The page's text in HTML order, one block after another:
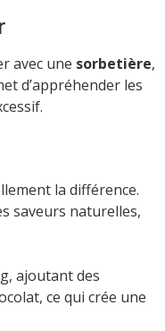
avec une sorbetière,
d’appréhender les
la différence.
saveurs naturelles,
ajoutant des
ce qui crée une